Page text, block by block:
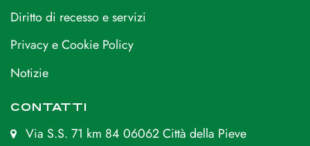
Diritto di recesso e servizi
Privacy e Cookie Policy
Notizie
CONTATTI
Via S.S. 71 km 84 06062 Città della Pieve